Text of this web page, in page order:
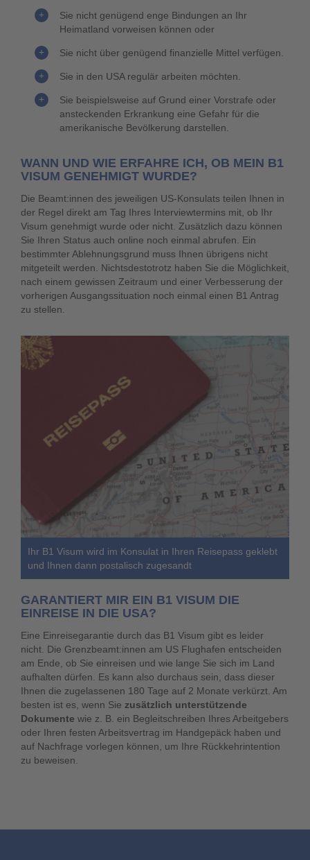
Sie nicht genügend enge Bindungen an Ihr
Heimatland vorweisen können oder
Sie nicht über genügend finanzielle Mittel verfügen.
Sie in den USA regulär arbeiten möchten.
Sie beispielsweise auf Grund einer Vorstrafe oder
ansteckenden Erkrankung eine Gefahr für die
amerikanische Bevölkerung darstellen.
WANN UND WIE ERFAHRE ICH, OB MEIN B1
VISUM GENEHMIGT WURDE?
Die Beamt:innen des jeweiligen US-Konsulats teilen Ihnen in
der Regel direkt am Tag Ihres Interviewtermins mit, ob Ihr
Visum genehmigt wurde oder nicht. Zusätzlich dazu können
Sie Ihren Status auch online noch einmal abrufen. Ein
bestimmter Ablehnungsgrund muss Ihnen übrigens nicht
mitgeteilt werden. Nichtsdestotrotz haben Sie die Möglichkeit,
nach einem gewissen Zeitraum und einer Verbesserung der
vorherigen Ausgangssituation noch einmal einen B1 Antrag
zu stellen.
Ihr B1 Visum wird im Konsulat in Ihren Reisepass geklebt
und Ihnen dann postalisch zugesandt
GARANTIERT MIR EIN B1 VISUM DIE
EINREISE IN DIE USA?
Eine Einreisegarantie durch das B1 Visum gibt es leider
nicht. Die Grenzbeamt:innen am US Flughafen entscheiden
am Ende, ob Sie einreisen und wie lange Sie sich im Land
aufhalten dürfen. Es kann also durchaus sein, dass dieser
Ihnen die zugelassenen 180 Tage auf 2 Monate verkürzt. Am
besten ist es, wenn Sie zusätzlich unterstützende
Dokumente wie z. B. ein Begleitschreiben Ihres Arbeitgebers
oder Ihren festen Arbeitsvertrag im Handgepäck haben und
auf Nachfrage vorlegen können, um Ihre Rückkehrintention
zu beweisen.